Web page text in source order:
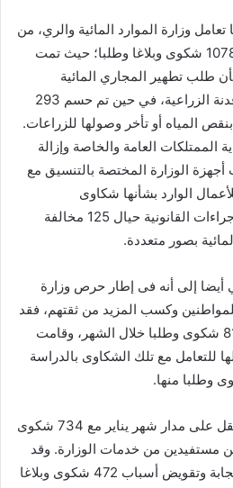
وزارة الموارد المائية والري، من
خلال منظومة الشكاوى، مع 1078 شكوى وبلاغا وطلبا؛ حيث تمت
شكاوى بشأن طلب تطهير المجاري المائية
الرئيسية التي تخدم آلاف الأفدنة الزراعية، في حين تم حسم 293
المياه أو تأخر وصولها للزراعات.
الممتلكات العامة والخاصة وإزالة
أجهزة الوزارة المختصة بالتنسيق مع
الوارد بشأنها شكاوى
واستغاثات، حيث تم اتخاذ الإجراءات القانونية حيال 125 مخالفة
بصور متعددة.
أيضا إلى أنه فى إطار حرص وزارة
وكسب المزيد من ثقتهم، فقد
تلقت وتعاملت الوزارة مع 813 شكوى وطلبا خلال الشهر، وقامت
للتعامل مع تلك الشكاوى بالدراسة
فيما تلقت وتعاملت وزارة النقل على مدار شهر يناير مع 734 شكوى
مستفيدين من خدمات الوزارة. وقد
قامت الوزارة بدراسة والاستجابة وتقويض أسباب 472 شكوى وبلاغا